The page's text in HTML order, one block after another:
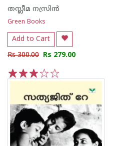
തസ്ലീമ നസ്രിന്‍
Green Books
Add to Cart
Rs 300.00 Rs 279.00
5
4
3
2
1